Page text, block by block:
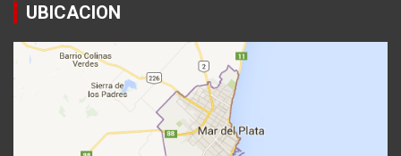
UBICACION